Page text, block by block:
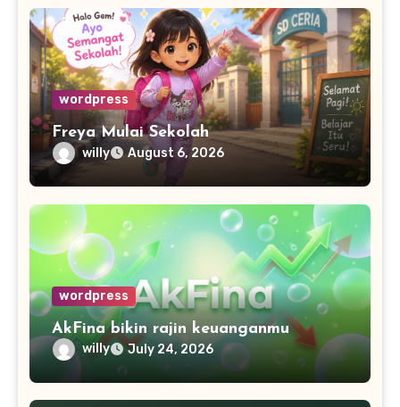
wordpress
Freya Mulai Sekolah
willy August 6, 2026
wordpress
AkFina bikin rajin keuanganmu
willy July 24, 2026